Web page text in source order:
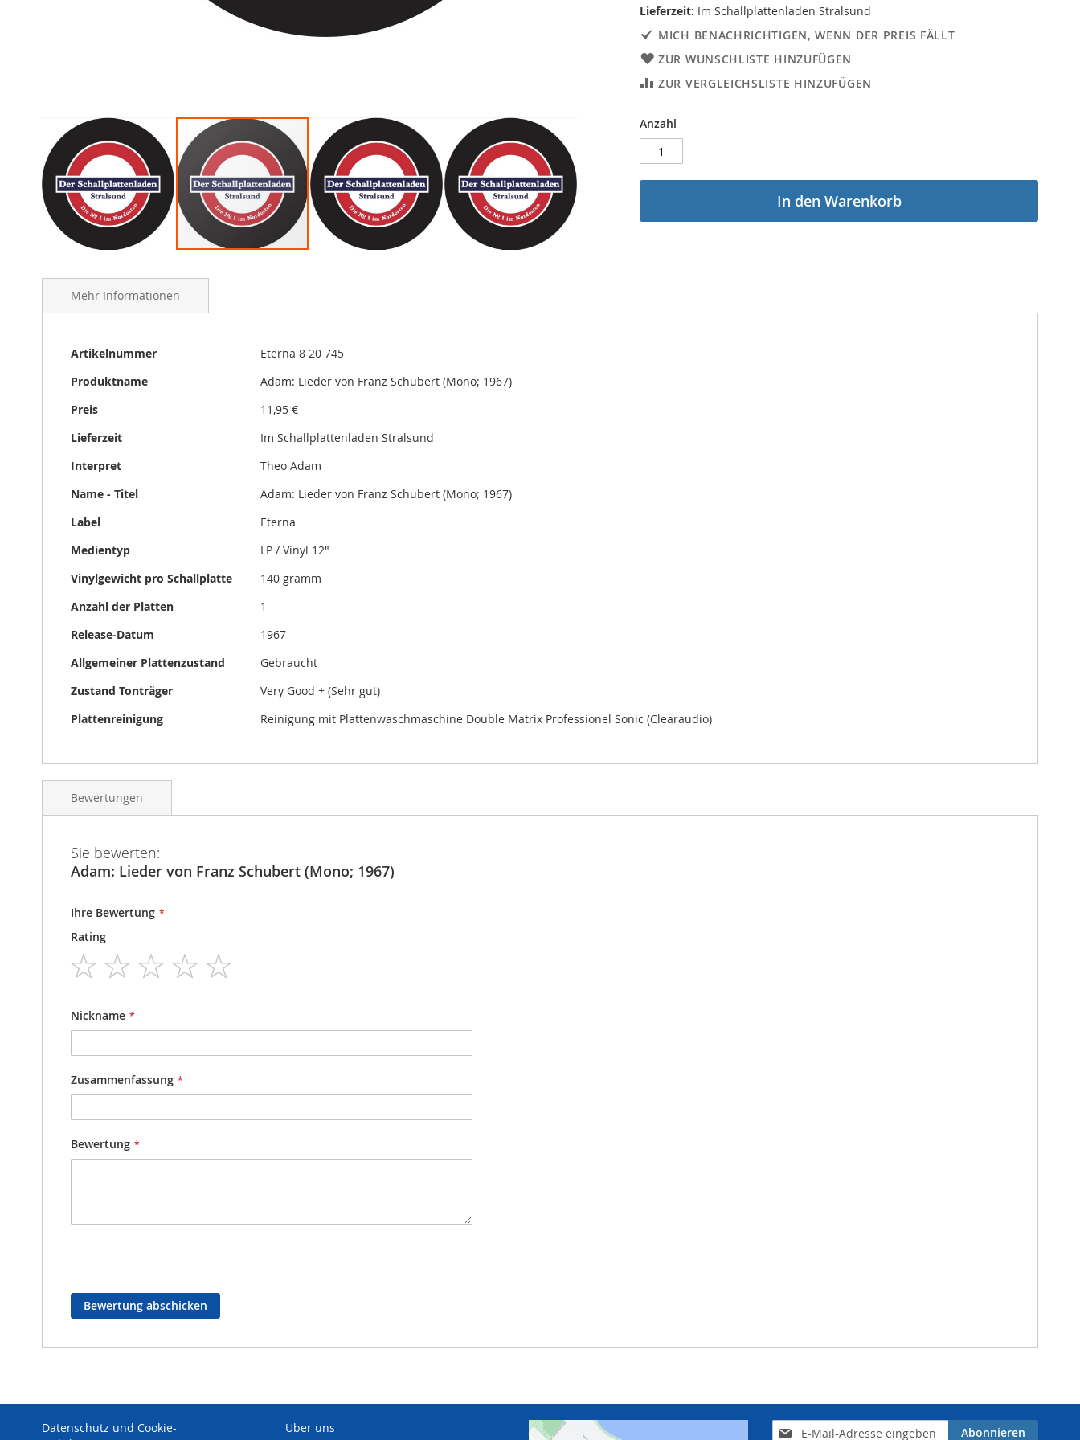
to
images
Lieferzeit: Im Schallplattenladen Stralsund
MICH BENACHRICHTIGEN, WENN DER PREIS FÄLLT
ZUR WUNSCHLISTE HINZUFÜGEN
ZUR VERGLEICHSLISTE HINZUFÜGEN
Anzahl
In den Warenkorb
Mehr Informationen
Mehr
Artikelnummer
Eterna 8 20 745
Produktname
Adam: Lieder von Franz Schubert (Mono; 1967)
Preis
11,95 €
Lieferzeit
Im Schallplattenladen Stralsund
Interpret
Theo Adam
Name - Titel
Adam: Lieder von Franz Schubert (Mono; 1967)
Label
Eterna
Medientyp
LP / Vinyl 12"
Vinylgewicht pro Schallplatte
140 gramm
Anzahl der Platten
1
Release-Datum
1967
Allgemeiner Plattenzustand
Gebraucht
Zustand Tonträger
Very Good + (Sehr gut)
Plattenreinigung
Reinigung mit Plattenwaschmaschine Double Matrix Professionel Sonic (Clearaudio)
Bewertungen
Sie bewerten:
Adam: Lieder von Franz Schubert (Mono; 1967)
Ihre Bewertung
Rating
1
star
2
stars
3
stars
4
stars
Nickname
Zusammenfassung
Bewertung
Bewertung abschicken
Datenschutz und Cookie-
Über uns
Anmeldung
Abonnieren